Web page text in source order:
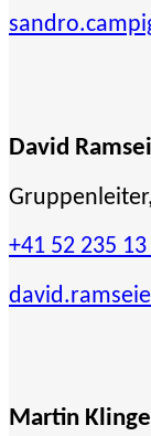
David
+41 52 235 13
Martin